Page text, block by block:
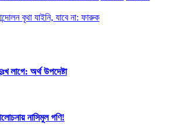
বৃথা যাইনি, যাবে না: ফারুক
লাগে: অর্থ উপদেষ্টা
নাসিমুল গণি!